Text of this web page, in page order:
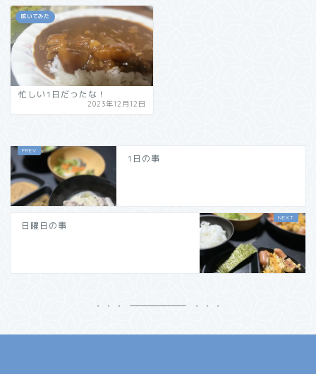
呟いてみた
忙しい1日だったな！
2023年12月12日
1日の事
日曜日の事